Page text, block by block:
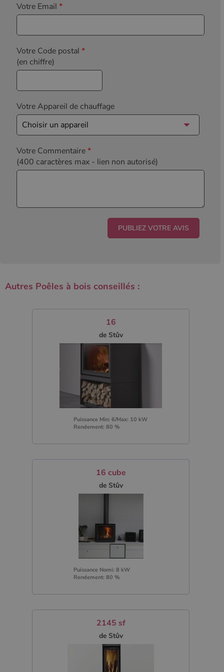
Votre Email *
Votre Code postal *
(en chiffre)
Votre Appareil de chauffage
Votre Commentaire*
(400 caractères max - lien non autorisé)
Autres Poêles à bois conseillés :
16
de Stûv
Puissance Min: 6/Max: 10 kW
Rendement: 80 %
16 cube
de Stûv
Puissance Nomi: 8 kW
Rendement: 80 %
2145 sf
de Stûv